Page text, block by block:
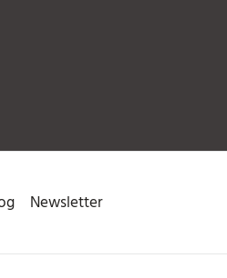
Newsletter